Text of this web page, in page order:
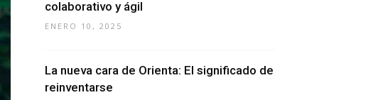
colaborativo y ágil
ENERO 10, 2025
La nueva cara de Orienta: El significado de
reinventarse